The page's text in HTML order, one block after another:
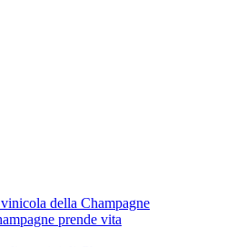
della Champagne
prende vita